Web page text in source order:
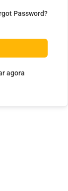
Password?
agora